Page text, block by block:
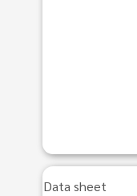
Data sheet